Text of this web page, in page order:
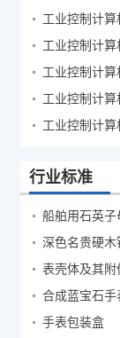
行业标准
船舶用石英子
深色名贵硬木
表壳体及其
合成蓝宝石手
手表包装盒